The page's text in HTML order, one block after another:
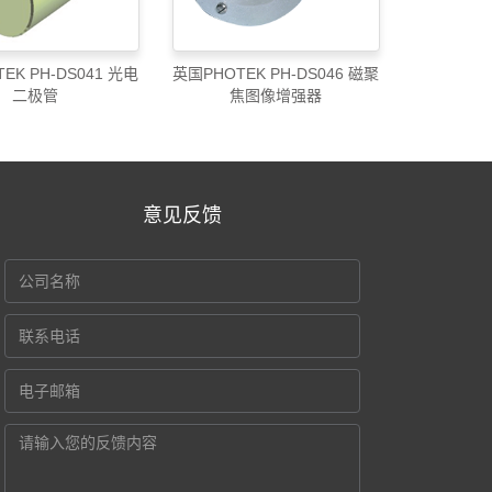
PH-DS041 光电
二极管
英国PHOTEK PH-DS046 磁聚
焦图像增强器
意见反馈